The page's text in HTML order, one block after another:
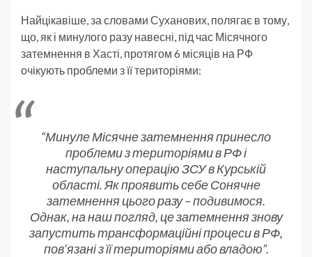
Найцікавіше, за словами Суханових, полягає в тому,
що, як і минулого разу навесні, під час Місячного
затемнення в Хасті, протягом 6 місяців на РФ
очікують проблеми з її територіями:
“Минуле Місячне затемнення принесло
проблеми з територіями в РФ і
наступальну операцію ЗСУ в Курській
області. Як проявить себе Сонячне
затемнення цього разу – подивимося.
Однак, на наш погляд, це затемнення знову
запустить трансформаційні процеси в РФ,
пов’язані з її територіями або владою”.